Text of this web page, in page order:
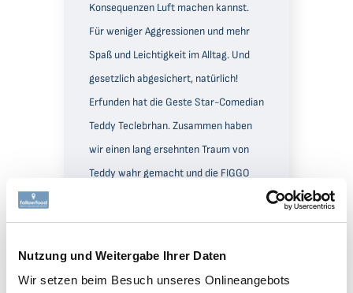
Nutzung und Weitergabe Ihrer Daten
Wir setzen beim Besuch unseres Onlineangebots
Konsequenzen Luft machen kannst.
Für weniger Aggressionen und mehr
Spaß und Leichtigkeit im Alltag. Und
gesetzlich abgesichert, natürlich!
Erfunden hat die Geste Star-Comedian
Teddy Teclebrhan. Zusammen haben
wir einen lang ersehnten Traum von
Teddy wahr gemacht und die FIGGO
Handel gebracht. Das Rezept für unser